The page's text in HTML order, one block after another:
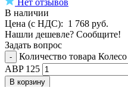
В наличии
Цена (с НДС): 1 768 руб.
Нашли дешевле? Сообщите!
Задать вопрос
-
Количество товара
ABP 125
В корзину